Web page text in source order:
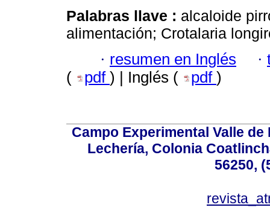
Palabras llave : alcaloide
alimentación; Crotalaria
· resumen en Inglés ·
(
pdf ) | Inglés ( pdf )
Campo Experimental Valle
Lechería, Colonia
56250,